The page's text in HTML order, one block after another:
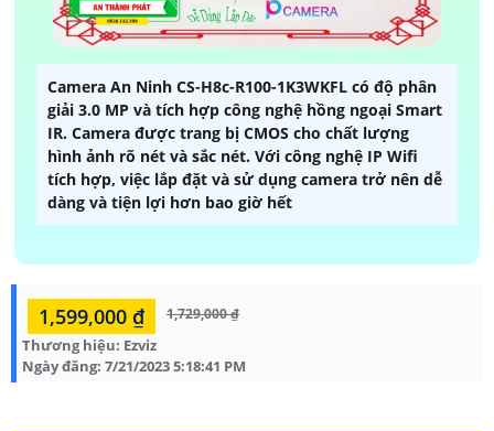
Camera An Ninh CS-H8c-R100-1K3WKFL có độ phân
giải 3.0 MP và tích hợp công nghệ hồng ngoại Smart
IR. Camera được trang bị CMOS cho chất lượng
hình ảnh rõ nét và sắc nét. Với công nghệ IP Wifi
tích hợp, việc lắp đặt và sử dụng camera trở nên dễ
dàng và tiện lợi hơn bao giờ hết
1,599,000 ₫ 1,729,000 ₫
Thương hiệu: Ezviz
Ngày đăng: 7/21/2023 5:18:41 PM